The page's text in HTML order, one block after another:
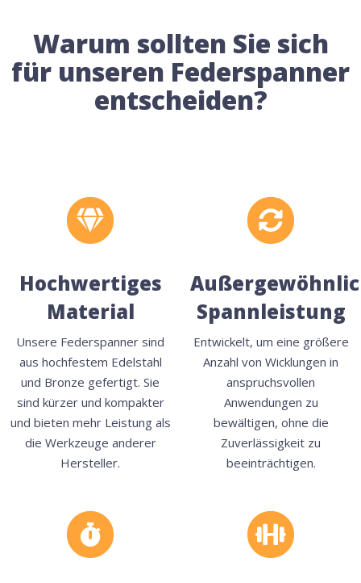
Warum sollten Sie sich
für unseren Federspanner
entscheiden?
Hochwertiges
Material
Unsere Federspanner sind
aus hochfestem Edelstahl
und Bronze gefertigt. Sie
sind kürzer und kompakter
und bieten mehr Leistung als
die Werkzeuge anderer
Hersteller.
Spannleistung
Entwickelt, um eine größere
Anzahl von Wicklungen in
anspruchsvollen
Anwendungen zu
bewältigen, ohne die
Zuverlässigkeit zu
beeinträchtigen.